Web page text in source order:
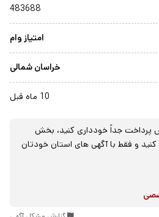
483688
امتیاز وام
خراسان شمالی
10 ماه قبل
پرداخت جداً خودداری کنید، بخش
کنید و فقط با آگهی های استان خودتان